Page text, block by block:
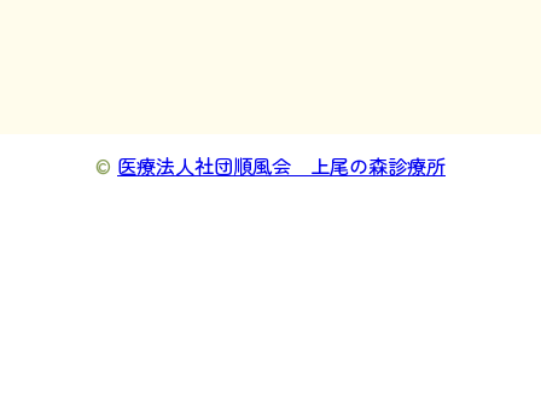
© 医療法人社団順風会 上尾の森診療所